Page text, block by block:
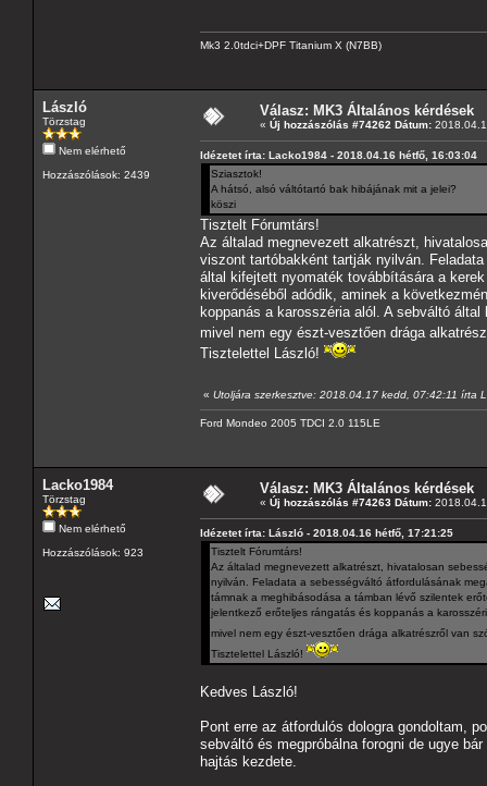
Mk3 2.0tdci+DPF Titanium X (N7BB)
László
Törzstag
Nem elérhető
Hozzászólások: 2439
Válasz: MK3 Általános kérdések
« Új hozzászólás #74262 Dátum:
Idézetet írta: Lacko1984 - 2018.04.16 hétfő, 16:03:04
Sziasztok!
A hátsó, alsó váltótartó bak hibájának mit a jelei?
köszi
Tisztelt Fórumtárs!
Az általad megnevezett alkatrészt,
viszont tartóbakként tartják nyilván.
által kifejtett nyomaték továbbítására a
kiverődéséből adódik, aminek a
koppanás a karosszéria alól. A sebváltó
mivel nem egy észt-vesztően drága
Tisztelettel László!
« Utoljára szerkesztve: 2018.04.17 kedd, 07:42:11 írta
Ford Mondeo 2005 TDCI 2.0 115LE
Lacko1984
Törzstag
Nem elérhető
Hozzászólások: 923
Válasz: MK3 Általános kérdések
« Új hozzászólás #74263 Dátum:
Idézetet írta: László - 2018.04.16 hétfő, 17:21:25
Tisztelt Fórumtárs!
Az általad megnevezett alkatrészt, hivatalosan
nyilván. Feladata a sebességváltó átfordulásának
támnak a meghibásodása a támban lévő szilentek
jelentkező erőteljes rángatás és koppanás a
mivel nem egy észt-vesztően drága alkatrészről van
Tisztelettel László!
Kedves László!
Pont erre az átfordulós dologra gondoltam,
sebváltó és megpróbálna forogni de ugye
hajtás kezdete.